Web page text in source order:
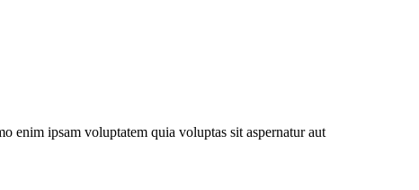
enim ipsam voluptatem quia voluptas sit aspernatur aut